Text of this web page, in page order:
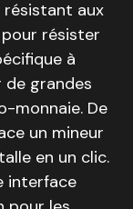
aux
pour résister
à
de grandes
monnaie. De
un mineur
en un clic.
interface